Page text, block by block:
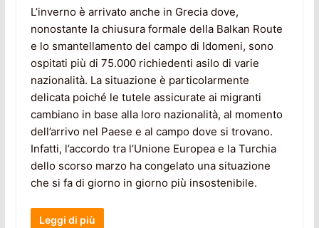
L’inverno è arrivato anche in Grecia dove,
nonostante la chiusura formale della Balkan Route
e lo smantellamento del campo di Idomeni, sono
ospitati più di 75.000 richiedenti asilo di varie
nazionalità. La situazione è particolarmente
delicata poiché le tutele assicurate ai migranti
cambiano in base alla loro nazionalità, al momento
dell’arrivo nel Paese e al campo dove si trovano.
Infatti, l’accordo tra l’Unione Europea e la Turchia
dello scorso marzo ha congelato una situazione
che si fa di giorno in giorno più insostenibile.
Leggi di più